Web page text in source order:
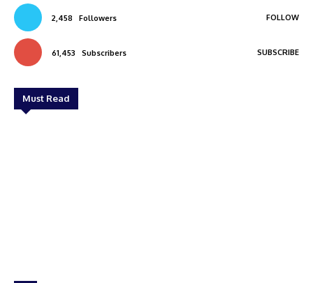
2,458 Followers FOLLOW
61,453 Subscribers SUBSCRIBE
Must Read